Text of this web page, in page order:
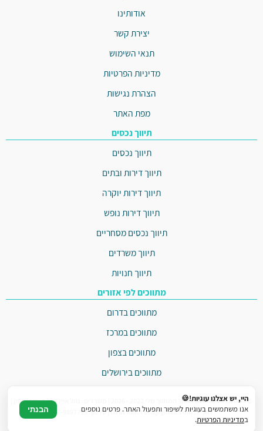
אודותינו
יצירת קשר
תנאי השימוש
מדיניות הפרטיות
הצהרת נגישות
מפת האתר
תיווך נכסים
תיווך נכסים
תיווך דירות ובתים
תיווך דירות יוקרה
תיווך דירות נופש
תיווך נכסים מסחריים
תיווך משרדים
תיווך חנויות
מתווכים לפי אזורים
מתווכים בדרום
מתווכים במרכז
מתווכים בצפון
מתווכים בירושלים
© כל הזכויות שמורות לאתר המתווך שלי 2022 - 2026 | משרדים: נחל איילון 20ב, צור יצחק |
דוא"ל: tivuchim.co.il@gmail.com | טלפון: 077-9897799
היי, יש אצלנו עוגיות!🍪
אנו משתמשים בעוגיות לשיפור ותפעול האתר. פרטים נוספים
במדיניות הפרטיות.
הבנתי